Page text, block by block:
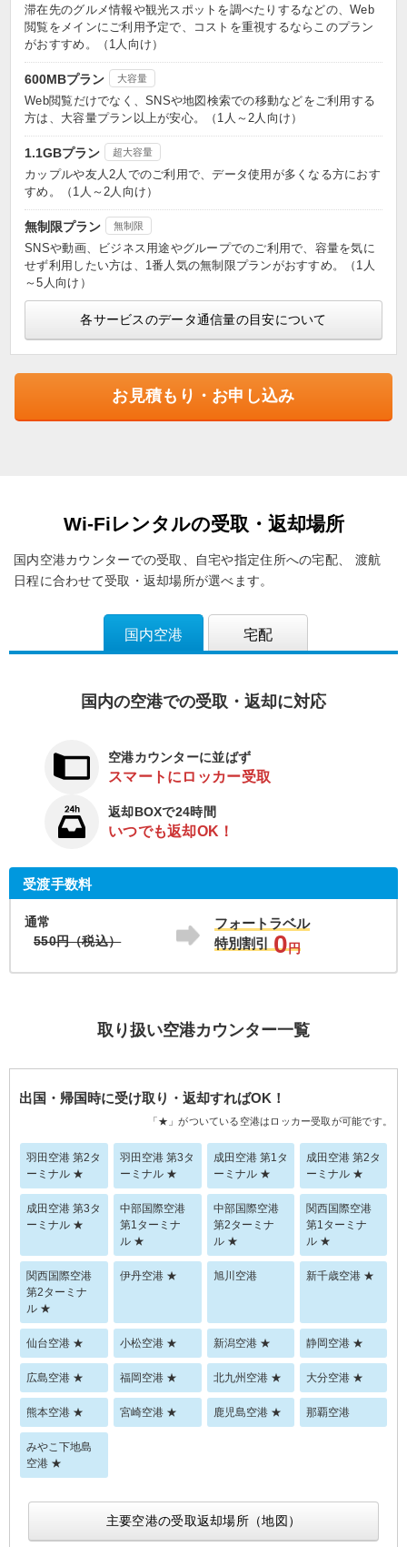
滞在先のグルメ情報や観光スポットを調べたりするなどの、Web
閲覧をメインにご利用予定で、コストを重視するならこのプラン
がおすすめ。（1人向け）
600MBプラン 大容量
Web閲覧だけでなく、SNSや地図検索での移動などをご利用する
方は、大容量プラン以上が安心。（1人～2人向け）
1.1GBプラン 超大容量
カップルや友人2人でのご利用で、データ使用が多くなる方におす
すめ。（1人～2人向け）
無制限プラン 無制限
SNSや動画、ビジネス用途やグループでのご利用で、容量を気に
せず利用したい方は、1番人気の無制限プランがおすすめ。（1人
～5人向け）
各サービスのデータ通信量の目安について
お見積もり・お申し込み
Wi-Fiレンタルの受取・返却場所
国内空港カウンターでの受取、自宅や指定住所への宅配、
渡航
日程に合わせて受取・返却場所が選べます。
国内空港 宅配
国内の空港での受取・返却に対応
空港カウンターに並ばず
スマートにロッカー受取
返却BOXで24時間
いつでも返却OK！
受渡手数料
通常
550円（税込）
フォートラベル
特別割引
0円
取り扱い空港カウンター一覧
出国・帰国時に受け取り・返却すればOK！
「★」がついている空港はロッカー受取が可能です。
羽田空港 第2タ
ーミナル ★
羽田空港 第3タ
ーミナル ★
成田空港 第1タ
ーミナル ★
成田空港 第2タ
ーミナル ★
成田空港 第3タ
ーミナル ★
中部国際空港
第1ターミナ
ル ★
中部国際空港
第2ターミナ
ル ★
関西国際空港
第1ターミナ
ル ★
関西国際空港
第2ターミナ
ル ★
伊丹空港 ★ 旭川空港 新千歳空港 ★
仙台空港 ★ 小松空港 ★ 新潟空港 ★ 静岡空港 ★
広島空港 ★ 福岡空港 ★ 北九州空港 ★ 大分空港 ★
熊本空港 ★ 宮崎空港 ★ 鹿児島空港 ★ 那覇空港
みやこ下地島
空港 ★
主要空港の受取返却場所（地図）